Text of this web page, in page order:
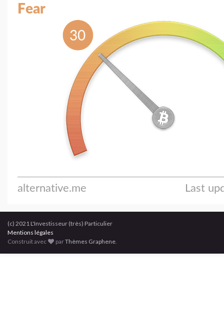
(c) 2021 L'Investisseur (très) Particulier
Mentions légales
Construit avec
parThèmes Graphene.